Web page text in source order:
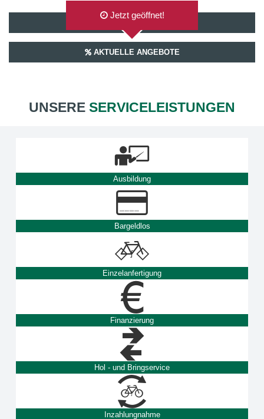
AUF GOOGLEMAPS ANZEIGEN
Jetzt geöffnet!
AKTUELLE ANGEBOTE
UNSERE SERVICELEISTUNGEN
Ausbildung
Bargeldlos
Einzelanfertigung
Finanzierung
Hol - und Bringservice
Inzahlungnahme